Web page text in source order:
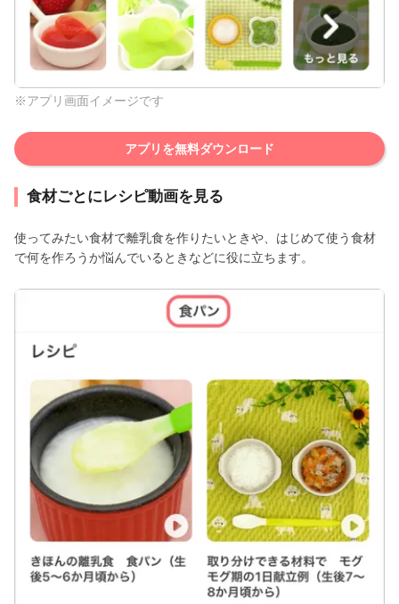
※アプリ画面イメージです
アプリを無料ダウンロード
食材ごとにレシピ動画を見る
使ってみたい食材で離乳食を作りたいときや、はじめて使う食材
で何を作ろうか悩んでいるときなどに役に立ちます。